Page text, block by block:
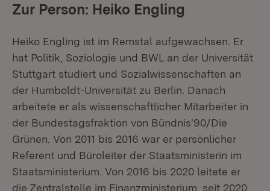
Zur Person: Heiko Engling
Heiko Engling ist im Remstal aufgewachsen. Er
hat Politik, Soziologie und BWL an der Universität
Stuttgart studiert und Sozialwissenschaften an
der Humboldt-Universität zu Berlin. Danach
arbeitete er als wissenschaftlicher Mitarbeiter in
der Bundestagsfraktion von Bündnis'90/Die
Grünen. Von 2011 bis 2016 war er persönlicher
Referent und Büroleiter der Staatsministerin im
Staatsministerium. Von 2016 bis 2020 leitete er
die Zentralstelle im Finanzministerium, seit 2020